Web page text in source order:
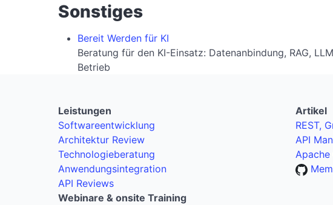
Sonstiges
Bereit Werden für KI
Beratung für den KI-Einsatz: Datenanbindung, RAG,
Betrieb
Leistungen
Softwareentwicklung
Architektur Review
Technologieberatung
Anwendungsintegration
API Reviews
Webinare & onsite Training
Artikel
REST,
API